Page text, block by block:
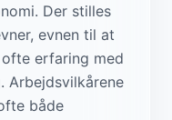
Der stilles
evnen til at
erfaring med
Arbejdsvilkårene
både